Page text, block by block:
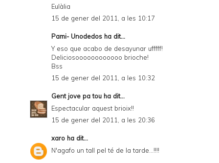
Eulàlia
15 de gener del 2011, a les 10:17
Pami- Unodedos ha dit...
Y eso que acabo de desayunar ufffff!
Deliciosoooooooooooo brioche!
Bss
15 de gener del 2011, a les 10:32
Gent jove pa tou ha dit...
Espectacular aquest brioix!!
15 de gener del 2011, a les 20:36
xaro ha dit...
N'agafo un tall pel té de la tarde...!!!!